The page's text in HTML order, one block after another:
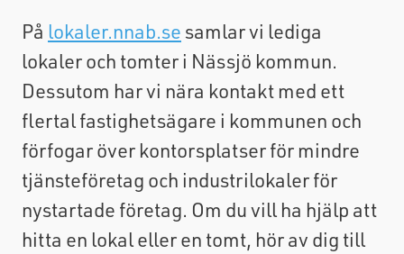
På lokaler.nnab.se samlar vi lediga
lokaler och tomter i Nässjö kommun.
Dessutom har vi nära kontakt med ett
flertal fastighetsägare i kommunen och
förfogar över kontorsplatser för mindre
tjänsteföretag och industrilokaler för
nystartade företag. Om du vill ha hjälp att
hitta en lokal eller en tomt, hör av dig till